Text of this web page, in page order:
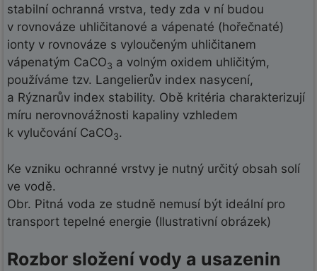
stabilní ochranná vrstva, tedy zda v ní budou
v rovnováze uhličitanové a vápenaté (hořečnaté)
ionty v rovnováze s vyloučeným uhličitanem
vápenatým CaCO3 a volným oxidem uhličitým,
používáme tzv. Langelierův index nasycení,
a Rýznarův index stability. Obě kritéria charakterizují
míru nerovnovážnosti kapaliny vzhledem
k vylučování CaCO3.
Ke vzniku ochranné vrstvy je nutný určitý obsah solí
ve vodě.
Obr. Pitná voda ze studně nemusí být ideální pro
transport tepelné energie (Ilustrativní obrázek)
Rozbor složení vody a usazenin